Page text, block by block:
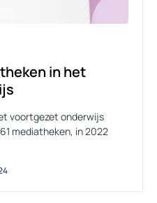
in het
voortgezet onderwijs
mediatheken, in 2022